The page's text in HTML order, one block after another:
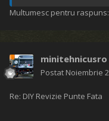
Multumesc pentru
minitehnicusro
Postat Noiembrie
Re: DIY Revizie Punte Fata